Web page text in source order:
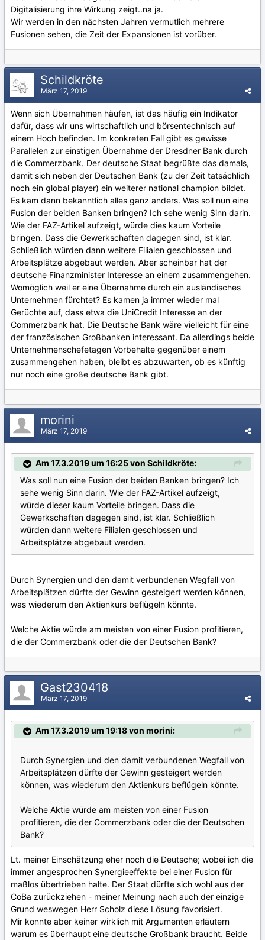
Digitalisierung ihre Wirkung zeigt..na ja.
Wir werden in den nächsten Jahren vermutlich mehrere
Fusionen sehen, die Zeit der Expansionen ist vorüber.
Schildkröte
März 17, 2019
Wenn sich Übernahmen häufen, ist das häufig ein Indikator
dafür, dass wir uns wirtschaftlich und börsentechnisch auf
einem Hoch befinden. Im konkreten Fall gibt es gewisse
Parallelen zur einstigen Übernahme der Dresdner Bank durch
die Commerzbank. Der deutsche Staat begrüßte das damals,
damit sich neben der Deutschen Bank (zu der Zeit tatsächlich
noch ein global player) ein weiterer national champion bildet.
Es kam dann bekanntlich alles ganz anders. Was soll nun eine
Fusion der beiden Banken bringen? Ich sehe wenig Sinn darin.
Wie der FAZ-Artikel aufzeigt, würde dies kaum Vorteile
bringen. Dass die Gewerkschaften dagegen sind, ist klar.
Schließlich würden dann weitere Filialen geschlossen und
Arbeitsplätze abgebaut werden. Aber scheinbar hat der
deutsche Finanzminister Interesse an einem zusammengehen.
Womöglich weil er eine Übernahme durch ein ausländisches
Unternehmen fürchtet? Es kamen ja immer wieder mal
Gerüchte auf, dass etwa die UniCredit Interesse an der
Commerzbank hat. Die Deutsche Bank wäre vielleicht für eine
der französischen Großbanken interessant. Da allerdings beide
Unternehmenschefetagen Vorbehalte gegenüber einem
zusammengehen haben, bleibt es abzuwarten, ob es künftig
nur noch eine große deutsche Bank gibt.
morini
März 17, 2019
Am 17.3.2019 um 16:25 von Schildkröte:
Was soll nun eine Fusion der beiden Banken bringen? Ich
sehe wenig Sinn darin. Wie der FAZ-Artikel aufzeigt,
würde dieser kaum Vorteile bringen. Dass die
Gewerkschaften dagegen sind, ist klar. Schließlich
würden dann weitere Filialen geschlossen und
Arbeitsplätze abgebaut werden.
Durch Synergien und den damit verbundenen Wegfall von
Arbeitsplätzen dürfte der Gewinn gesteigert werden können,
was wiederum den Aktienkurs beflügeln könnte.
Welche Aktie würde am meisten von einer Fusion profitieren,
die der Commerzbank oder die der Deutschen Bank?
Gast230418
März 17, 2019
Am 17.3.2019 um 19:18 von morini:
Durch Synergien und den damit verbundenen Wegfall von
Arbeitsplätzen dürfte der Gewinn gesteigert werden
können, was wiederum den Aktienkurs beflügeln könnte.
Welche Aktie würde am meisten von einer Fusion
profitieren, die der Commerzbank oder die der Deutschen
Bank?
Lt. meiner Einschätzung eher noch die Deutsche; wobei ich die
immer angesprochen Synergieeffekte bei einer Fusion für
maßlos übertrieben halte. Der Staat dürfte sich wohl aus der
CoBa zurückziehen - meiner Meinung nach auch der einzige
Grund weswegen Herr Scholz diese Lösung favorisiert.
Mir konnte aber keiner wirklich mit Argumenten erläutern
warum es überhaupt eine deutsche Großbank braucht. Beide